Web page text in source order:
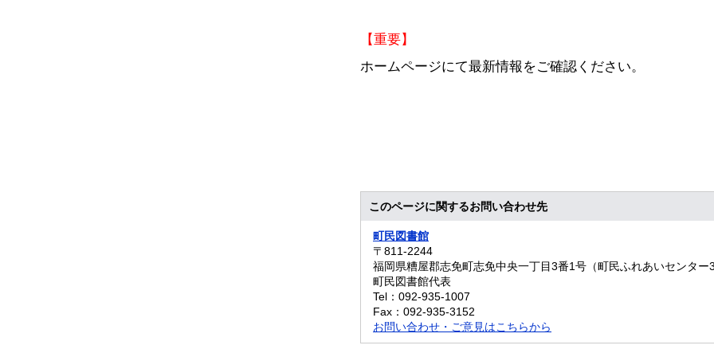
【重要】
ホームページにて最新情報をご確認ください。
このページに関するお問い合わせ先
町民図書館
〒811‐2244
福岡県糟屋郡志免町志免中央一丁目3番1号（町民ふれあいセンター
町民図書館代表
Tel：092-935-1007
Fax：092-935-3152
お問い合わせ・ご意見はこちらから